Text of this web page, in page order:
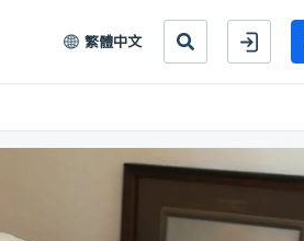
繁體中文